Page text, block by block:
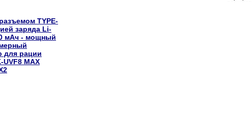
TYPE-
заряда Li-
мАч - мощный
для рации
UVF8 MAX